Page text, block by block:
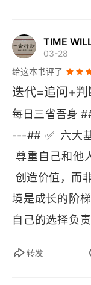
TIME
03-28
给这本书评了
迭代=追问+
每日三省吾身
---## ✅ 六大
尊重自己和他
创造价值，而
境是成长的阶
自己的选择负
康，一切归零
转发